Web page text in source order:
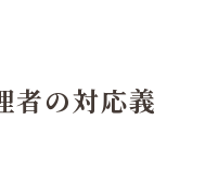
者の対応義